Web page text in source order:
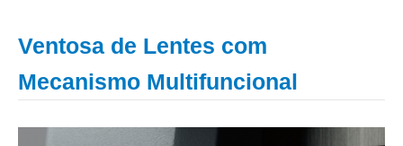
Ventosa de Lentes com
Mecanismo Multifuncional